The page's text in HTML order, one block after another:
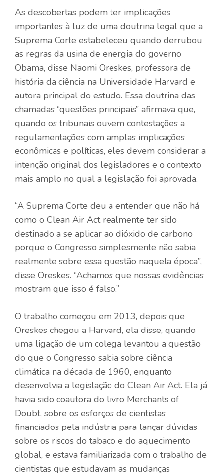
As descobertas podem ter implicações
importantes à luz de uma doutrina legal que a
Suprema Corte estabeleceu quando derrubou
as regras da usina de energia do governo
Obama, disse Naomi Oreskes, professora de
história da ciência na Universidade Harvard e
autora principal do estudo. Essa doutrina das
chamadas “questões principais” afirmava que,
quando os tribunais ouvem contestações a
regulamentações com amplas implicações
econômicas e políticas, eles devem considerar a
intenção original dos legisladores e o contexto
mais amplo no qual a legislação foi aprovada.
“A Suprema Corte deu a entender que não há
como o Clean Air Act realmente ter sido
destinado a se aplicar ao dióxido de carbono
porque o Congresso simplesmente não sabia
realmente sobre essa questão naquela época”,
disse Oreskes. “Achamos que nossas evidências
mostram que isso é falso.”
O trabalho começou em 2013, depois que
Oreskes chegou a Harvard, ela disse, quando
uma ligação de um colega levantou a questão
do que o Congresso sabia sobre ciência
climática na década de 1960, enquanto
desenvolvia a legislação do Clean Air Act. Ela já
havia sido coautora do livro Merchants of
Doubt, sobre os esforços de cientistas
financiados pela indústria para lançar dúvidas
sobre os riscos do tabaco e do aquecimento
global, e estava familiarizada com o trabalho de
cientistas que estudavam as mudanças